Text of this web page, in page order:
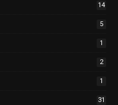
14
5
1
2
1
31